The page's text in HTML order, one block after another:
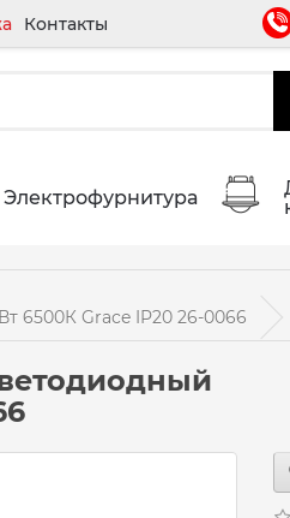
Контакты
Электрофурнитура
6500К Grace IP20 26-0066